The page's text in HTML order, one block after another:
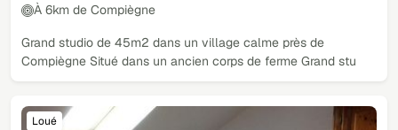
À 6km de Compiègne
Grand studio de 45m2 dans un village calme près de
Compiègne Situé dans un ancien corps de ferme Grand stu
Loué